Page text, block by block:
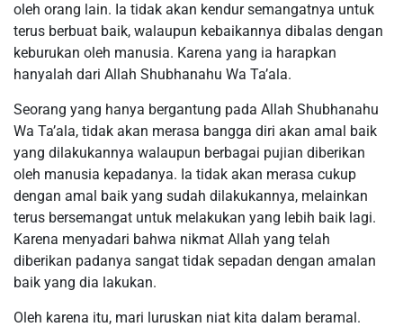
oleh orang lain. Ia tidak akan kendur semangatnya untuk
terus berbuat baik, walaupun kebaikannya dibalas dengan
keburukan oleh manusia. Karena yang ia harapkan
hanyalah dari Allah Shubhanahu Wa Ta’ala.
Seorang yang hanya bergantung pada Allah Shubhanahu
Wa Ta’ala, tidak akan merasa bangga diri akan amal baik
yang dilakukannya walaupun berbagai pujian diberikan
oleh manusia kepadanya. Ia tidak akan merasa cukup
dengan amal baik yang sudah dilakukannya, melainkan
terus bersemangat untuk melakukan yang lebih baik lagi.
Karena menyadari bahwa nikmat Allah yang telah
diberikan padanya sangat tidak sepadan dengan amalan
baik yang dia lakukan.
Oleh karena itu, mari luruskan niat kita dalam beramal.